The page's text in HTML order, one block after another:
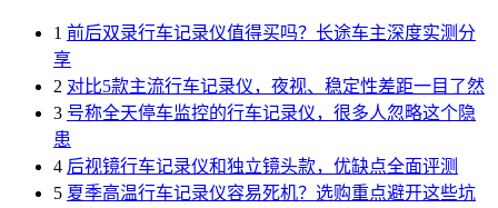
1 前后双录行车记录仪值得买吗？长途车主深度实测分
享
2 对比5款主流行车记录仪，夜视、稳定性差距一目了然
3 号称全天停车监控的行车记录仪，很多人忽略这个隐
患
4 后视镜行车记录仪和独立镜头款，优缺点全面评测
5 夏季高温行车记录仪容易死机？选购重点避开这些坑